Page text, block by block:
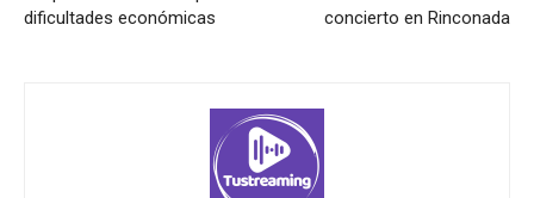
dificultades económicas
concierto en Rinconada